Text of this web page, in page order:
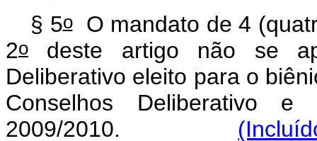
§ 5oO mandato de 4
2o deste artigo não se
Deliberativo eleito para o
Conselhos Deliberativo
2009/2010.